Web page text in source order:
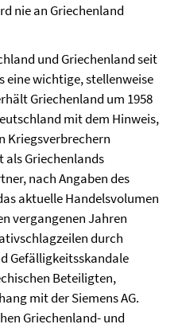
nie an Griechenland
und Griechenland seit
eine wichtige, stellenweise
Griechenland um 1958
mit dem Hinweis,
Kriegsverbrechern
als Griechenlands
nach Angaben des
aktuelle Handelsvolumen
vergangenen Jahren
durch
Gefälligkeitsskandale
Beteiligten,
mit der Siemens AG.
Griechenland- und